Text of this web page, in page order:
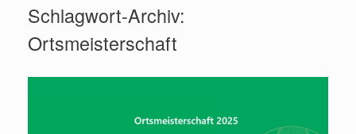
Schlagwort-Archiv:
Ortsmeisterschaft